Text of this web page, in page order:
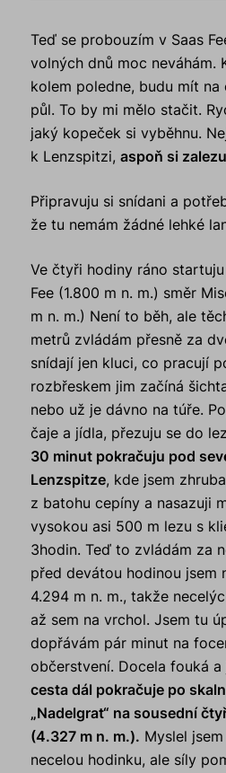
Teď se probouzím v Saas
volných dnů moc neváhám.
kolem poledne, budu mít
půl. To by mi mělo stačit.
jaký kopeček si vyběhnu.
k Lenzspitzi,aspoň si
Připravuju si snídani a
že tu nemám žádné lehké
Ve čtyři hodiny ráno
Fee (1.800 m n. m.) směr
m n. m.) Není to běh, ale
metrů zvládám přesně za
snídají jen kluci, co pracují
rozbřeskem jim začíná
nebo už je dávno na túře.
čaje a jídla, přezuju se do
30 minut pokračuju pod
Lenzspitze, kde jsem
z batohu cepíny a nasazuji
vysokou asi 500 m lezu s
3hodin. Teď to zvládám za
před devátou hodinou jsem
4.294 m n. m., takže
až sem na vrchol. Jsem tu
dopřávám pár minut na
občerstvení. Docela fouká a
cesta dál pokračuje po
„Nadelgrat“ na sousední
(4.327 m n. m.). Myslel
necelou hodinku, ale síly